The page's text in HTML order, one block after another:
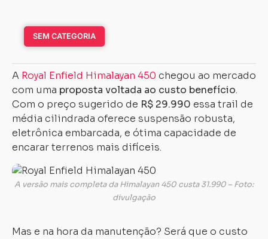
SEM CATEGORIA
A Royal Enfield Himalayan 450 chegou ao mercado
com uma proposta voltada ao custo benefício.
Com o preço sugerido de R$ 29.990 essa trail de
média cilindrada oferece suspensão robusta,
eletrônica embarcada, e ótima capacidade de
encarar terrenos mais difíceis.
A versão mais completa da Himalayan 450 custa 31.990 – Foto:
divulgação
Mas e na hora da manutenção? Será que o custo